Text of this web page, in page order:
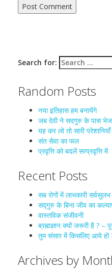
Search for:
Random Posts
नया इतिहास हम बनायेंगे
जब देवी ने सदगुरु के पास
यह कर लो तो सारी
संत सेवा का फल
प्रवृत्ति को बदलें सत्प्रवृत्ति में
Recent Posts
सब रोगों में लाभकारी
सद्गुरु के बिना जीव का
वास्तविक संजीवनी
ब्रह्मज्ञान क्यों जरूरी है ? –
तुम संसार में किसलिए आये हो
Archives by